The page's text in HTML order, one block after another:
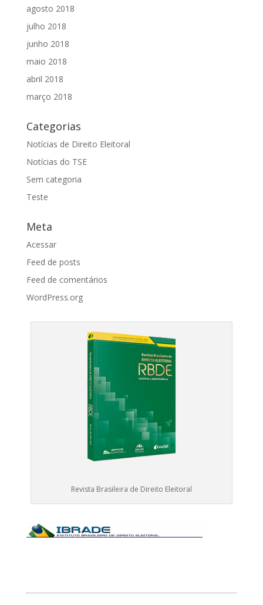
agosto 2018
julho 2018
junho 2018
maio 2018
abril 2018
março 2018
Categorias
Notícias de Direito Eleitoral
Notícias do TSE
Sem categoria
Teste
Meta
Acessar
Feed de posts
Feed de comentários
WordPress.org
Revista Brasileira de Direito Eleitoral